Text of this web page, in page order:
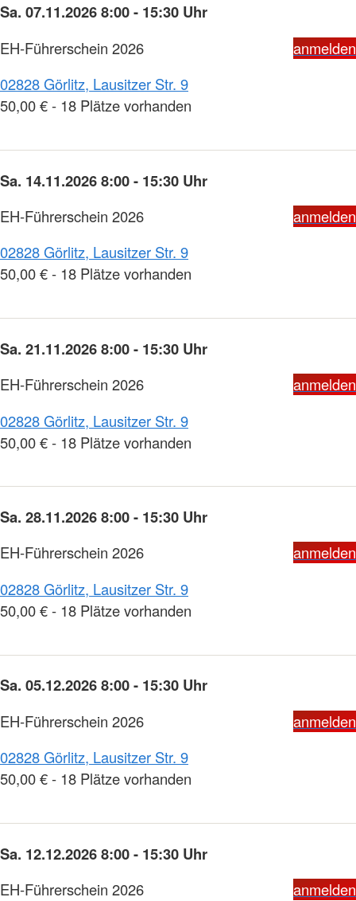
Sa. 07.11.2026 8:00 - 15:30 Uhr
EH-Führerschein 2026
anmelden
02828 Görlitz, Lausitzer Str. 9
50,00 € - 18 Plätze vorhanden
Sa. 14.11.2026 8:00 - 15:30 Uhr
EH-Führerschein 2026
anmelden
02828 Görlitz, Lausitzer Str. 9
50,00 € - 18 Plätze vorhanden
Sa. 21.11.2026 8:00 - 15:30 Uhr
EH-Führerschein 2026
anmelden
02828 Görlitz, Lausitzer Str. 9
50,00 € - 18 Plätze vorhanden
Sa. 28.11.2026 8:00 - 15:30 Uhr
EH-Führerschein 2026
anmelden
02828 Görlitz, Lausitzer Str. 9
50,00 € - 18 Plätze vorhanden
Sa. 05.12.2026 8:00 - 15:30 Uhr
EH-Führerschein 2026
anmelden
02828 Görlitz, Lausitzer Str. 9
50,00 € - 18 Plätze vorhanden
Sa. 12.12.2026 8:00 - 15:30 Uhr
EH-Führerschein 2026
anmelden